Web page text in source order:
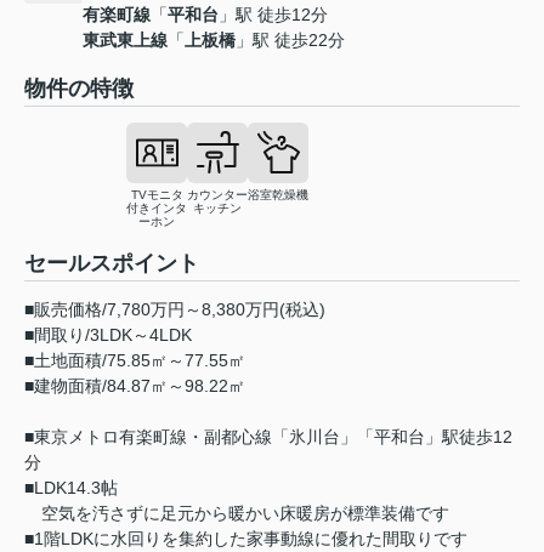
有楽町線 「平和台 」駅 徒歩12分
東武東上線 「 上板橋 」駅 徒歩22分
物件の特徴
TVモニタ
付きインタ
ーホン
カウンター
キッチン
浴室乾燥機
セールスポイント
■販売価格/7,780万円～8,380万円(税込)
■間取り/3LDK～4LDK
■土地面積/75.85㎡～77.55㎡
■建物面積/84.87㎡～98.22㎡
■東京メトロ有楽町線・副都心線「氷川台」「平和台」駅徒歩12
分
■LDK14.3帖
空気を汚さずに足元から暖かい床暖房が標準装備です
■1階LDKに水回りを集約した家事動線に優れた間取りです